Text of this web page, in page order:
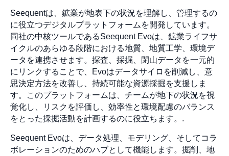
Seequentは、鉱業が地表下の状況を理解し、管理するの
に役立つデジタルプラットフォームを開発しています。
同社の中核ツールであるSeequent Evoは、鉱業ライフサ
イクルのあらゆる段階における地質、地質工学、環境デ
ータを連携させます。探査、採掘、閉山データを一元的
にリンクすることで、Evoはデータサイロを削減し、意
思決定方法を改善し、持続可能な資源採掘を支援しま
す。このプラットフォームは、チームが地下の状況を視
覚化し、リスクを評価し、効率性と環境配慮のバランス
をとった採掘活動を計画するのに役立ちます。.
Seequent Evoは、データ処理、モデリング、そしてコラ
ボレーションのためのハブとして機能します。掘削、地